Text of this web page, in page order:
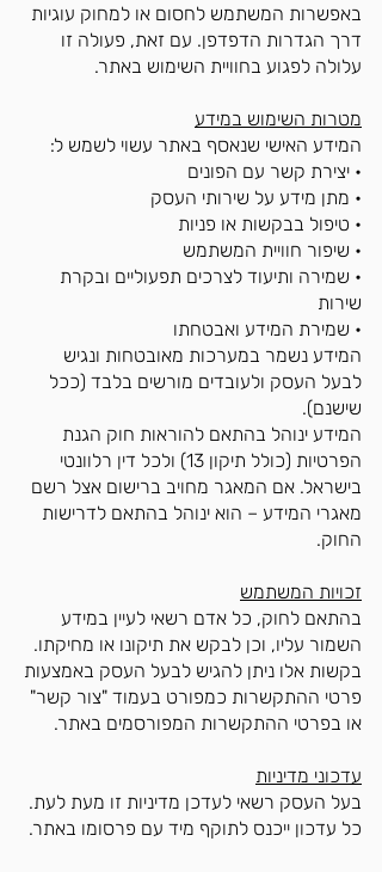
באפשרות המשתמש לחסום או למחוק עוגיות
דרך הגדרות הדפדפן. עם זאת, פעולה זו
עלולה לפגוע בחוויית השימוש באתר.
מטרות השימוש במידע
המידע האישי שנאסף באתר עשוי לשמש ל:
• יצירת קשר עם הפונים
• מתן מידע על שירותי העסק
• טיפול בבקשות או פניות
• שיפור חוויית המשתמש
• שמירה ותיעוד לצרכים תפעוליים ובקרת
שירות
• שמירת המידע ואבטחתו
המידע נשמר במערכות מאובטחות ונגיש
לבעל העסק ולעובדים מורשים בלבד (ככל
שישנם).
המידע ינוהל בהתאם להוראות חוק הגנת
הפרטיות (כולל תיקון 13) ולכל דין רלוונטי
בישראל. אם המאגר מחויב ברישום אצל רשם
מאגרי המידע – הוא ינוהל בהתאם לדרישות
החוק.
זכויות המשתמש
בהתאם לחוק, כל אדם רשאי לעיין במידע
השמור עליו, וכן לבקש את תיקונו או מחיקתו.
בקשות אלו ניתן להגיש לבעל העסק באמצעות
פרטי ההתקשרות כמפורט בעמוד "צור קשר"
או בפרטי ההתקשרות המפורסמים באתר.
עדכוני מדיניות
בעל העסק רשאי לעדכן מדיניות זו מעת לעת.
כל עדכון ייכנס לתוקף מיד עם פרסומו באתר.​